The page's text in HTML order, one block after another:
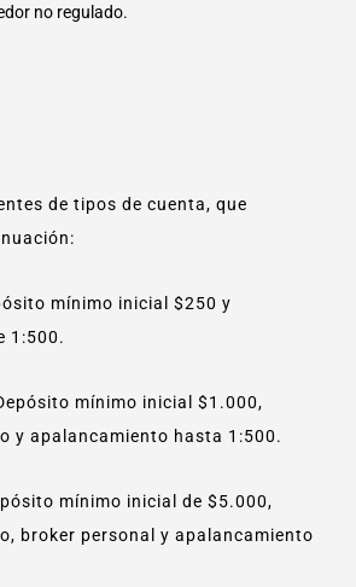
no regulado.
de tipos de cuenta, que
mínimo inicial $250 y
1:500.
mínimo inicial $1.000,
y apalancamiento hasta 1:500.
mínimo inicial de $5.000,
broker personal y apalancamiento